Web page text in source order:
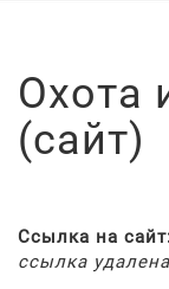
Охота
(сайт)
Ссылка на
ссылка удалена